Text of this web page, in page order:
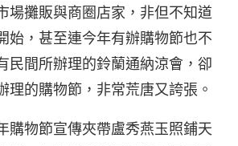
場攤販與商圈店家，非但不知道
始，甚至連今年有辦購物節也不
民間所辦理的鈴蘭通納涼會，卻
理的購物節，非常荒唐又誇張。
購物節宣傳夾帶盧秀燕玉照鋪天